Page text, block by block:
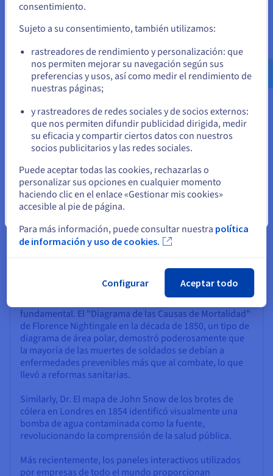
tendencias en evolución como la popularidad de los temas.
Los trazados de coordenadas paralelas ayudan a comparar
varias variables para varios puntos de datos
simultáneamente, lo que revela agrupaciones y correlaciones
que podrían estar ocultas en otros tipos de gráficos.
Ejemplos de visualizaciones de
datos impactantes
Más allá de comprender los tipos y herramientas, ver la
visualización de los datos en acción revela su verdadero
poder. Las visualizaciones eficaces no sólo muestran datos,
sino que cuentan historias, impulsan cambios y ofrecen
nuevas perspectivas. Esta sección explora impactos reales,
técnicas inspiradoras, la importancia del enfoque del usuario
y el emocionante futuro del campo.
Casos prácticos en visualización efectiva
La historia y los tiempos modernos son ricos con
ejemplos donde la visualización de datos ha sido
fundamental. El "Diagrama de las Causas de Mortalidad"
de Florence Nightingale en la década de 1850, un tipo de
diagrama de área polar, demostró poderosamente que
la mayoría de las muertes de soldados se debían a
enfermedades prevenibles más que al combate, lo que
llevó a reformas sanitarias.
Similarly, Dr. El mapa de John Snow de los brotes de
cólera en Londres en 1854 identificó visualmente una
bomba de agua contaminada como la fuente,
revolucionando la comprensión de la salud pública.
Más recientemente, los paneles interactivos utilizados
por empresas de todo el mundo proporcionan
el sitio web adecuado y crear una cuenta.
us.ovhcloud.com/
Inglés USD - $
Permanezca en el sitio web actual
consentimiento.
Sujeto a su consentimiento, también utilizamos:
rastreadores de rendimiento y personalización: que
nos permiten mejorar su navegación según sus
preferencias y usos, así como medir el rendimiento de
nuestras páginas;
y rastreadores de redes sociales y de socios externos:
que nos permiten difundir publicidad dirigida, medir
su eficacia y compartir ciertos datos con nuestros
socios publicitarios y las redes sociales.
Puede aceptar todas las cookies, rechazarlas o
personalizar sus opciones en cualquier momento
haciendo clic en el enlace «Gestionar mis cookies»
accesible al pie de página.
Para más información, puede consultar nuestra política
de información y uso de cookies.
Configurar Aceptar todo